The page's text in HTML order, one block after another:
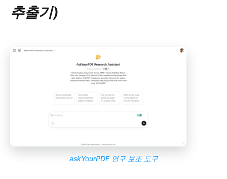
추출기)
askYourPDF 연구 보조 도구